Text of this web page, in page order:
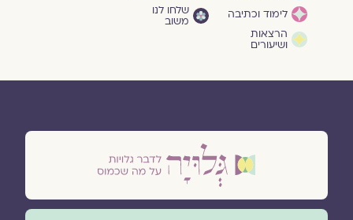
לימוד וכתיבה
הרצאות
ושיעורים
שלחו לנו
משוב